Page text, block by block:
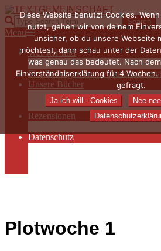
Skip
to
content
TEXTGEMEINSCHAFT
Search
Primary
Navigation
Menu
Menu
Wer wir sind
Die Hauptakteurinnen
Sieben Fragen an… /
Unsere Bücher
Autorenservices
Autorenprofile
Rezensionen
Datenschutz
Plotwoche 1
Diese Website benutzt Cookies.
nutzt, gehen wir von deinem
unsicher, ob du unsere Webseite
möchtest, dann schau unter der
was genau das bedeutet. Nach
Einverständniserklärung für 4
gefragt.
Ja ich will - Cookies
Nee